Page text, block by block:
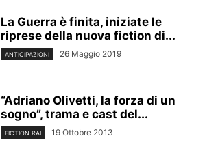
La Guerra è finita, iniziate le
riprese della nuova fiction di...
ANTICIPAZIONI 26 Maggio 2019
“Adriano Olivetti, la forza di un
sogno”, trama e cast del...
FICTION RAI 19 Ottobre 2013